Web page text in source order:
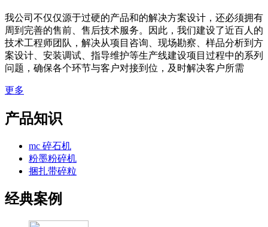
我公司不仅仅源于过硬的产品和的解决方案设计，还必须拥有
周到完善的售前、售后技术服务。因此，我们建设了近百人的
技术工程师团队，解决从项目咨询、现场勘察、样品分析到方
案设计、安装调试、指导维护等生产线建设项目过程中的系列
问题，确保各个环节与客户对接到位，及时解决客户所需
更多
产品知识
mc 碎石机
粉墨粉碎机
捆扎带碎粒
经典案例